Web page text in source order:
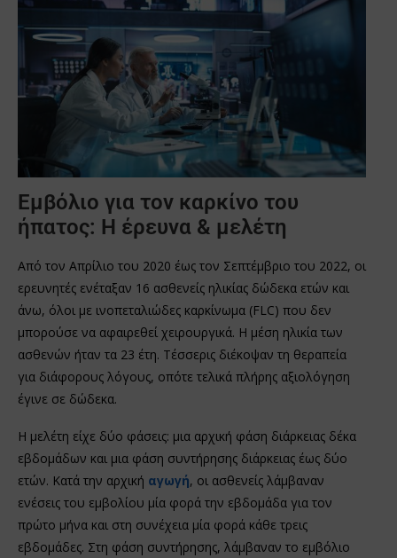
Εμβόλιο για τον καρκίνο του
ήπατος: Η έρευνα & μελέτη
Από τον Απρίλιο του 2020 έως τον Σεπτέμβριο του 2022, οι
ερευνητές ενέταξαν 16 ασθενείς ηλικίας δώδεκα ετών και
άνω, όλοι με ινοπεταλιώδες καρκίνωμα (FLC) που δεν
μπορούσε να αφαιρεθεί χειρουργικά. Η μέση ηλικία των
ασθενών ήταν τα 23 έτη. Τέσσερις διέκοψαν τη θεραπεία
για διάφορους λόγους, οπότε τελικά πλήρης αξιολόγηση
έγινε σε δώδεκα.
Η μελέτη είχε δύο φάσεις: μια αρχική φάση διάρκειας δέκα
εβδομάδων και μια φάση συντήρησης διάρκειας έως δύο
ετών. Κατά την αρχική αγωγή, οι ασθενείς λάμβαναν
ενέσεις του εμβολίου μία φορά την εβδομάδα για τον
πρώτο μήνα και στη συνέχεια μία φορά κάθε τρεις
εβδομάδες. Στη φάση συντήρησης, λάμβαναν το εμβόλιο